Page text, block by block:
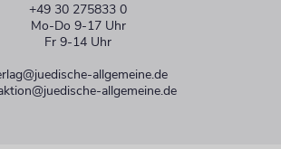
+49 30 275833 0
Mo-Do 9-17 Uhr
Fr 9-14 Uhr
allgemeine.de
allgemeine.de